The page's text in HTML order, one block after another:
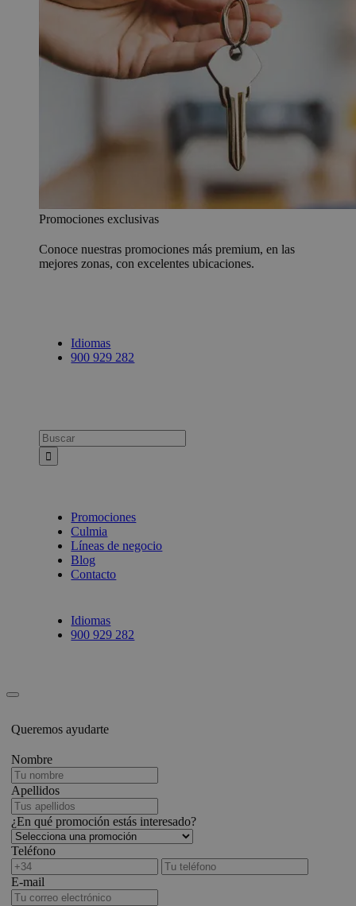
Promociones exclusivas
Conoce nuestras promociones más premium, en las
mejores zonas, con excelentes ubicaciones.
Idiomas
900 929 282
Busca:
Promociones
Culmia
Líneas de negocio
Blog
Contacto
Idiomas
900 929 282
Queremos ayudarte
Nombre
Apellidos
¿En qué promoción estás interesado?
Teléfono
E-mail